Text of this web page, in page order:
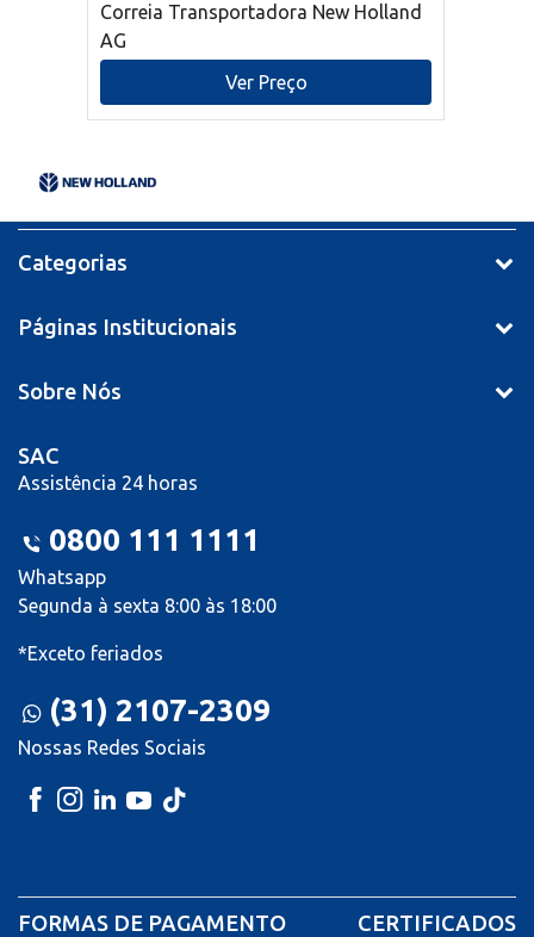
Correia Transportadora New Holland
AG
Ver Preço
Categorias
Páginas Institucionais
Sobre Nós
SAC
Assistência 24 horas
0800 111 1111
Whatsapp
Segunda à sexta 8:00 às 18:00
*Exceto feriados
(31) 2107-2309
Nossas Redes Sociais
FORMAS DE PAGAMENTO CERTIFICADOS